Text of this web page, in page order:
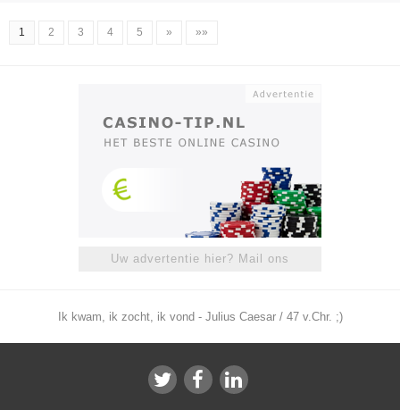
1 2 3 4 5 » »»
Uw advertentie hier? Mail ons
Ik kwam, ik zocht, ik vond - Julius Caesar / 47 v.Chr. ;)